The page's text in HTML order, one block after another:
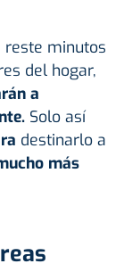
reste minutos
del hogar,
a
Solo así
destinarlo a
más